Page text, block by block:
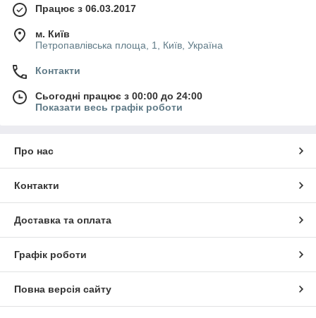
Працює з 06.03.2017
м. Київ
Петропавлівська площа, 1, Київ, Україна
Контакти
Сьогодні працює з 00:00 до 24:00
Показати весь графік роботи
Про нас
Контакти
Доставка та оплата
Графік роботи
Повна версія сайту